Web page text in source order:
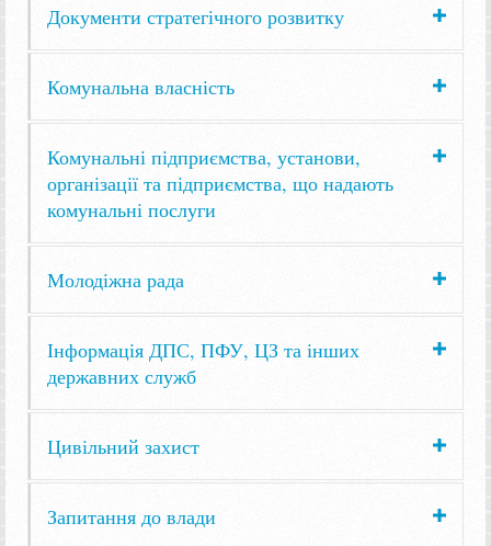
Документи стратегічного розвитку
Комунальна власність
Комунальні підприємства, установи,
організації та підприємства, що надають
комунальні послуги
Молодіжна рада
Інформація ДПС, ПФУ, ЦЗ та інших
державних служб
Цивільний захист
Запитання до влади